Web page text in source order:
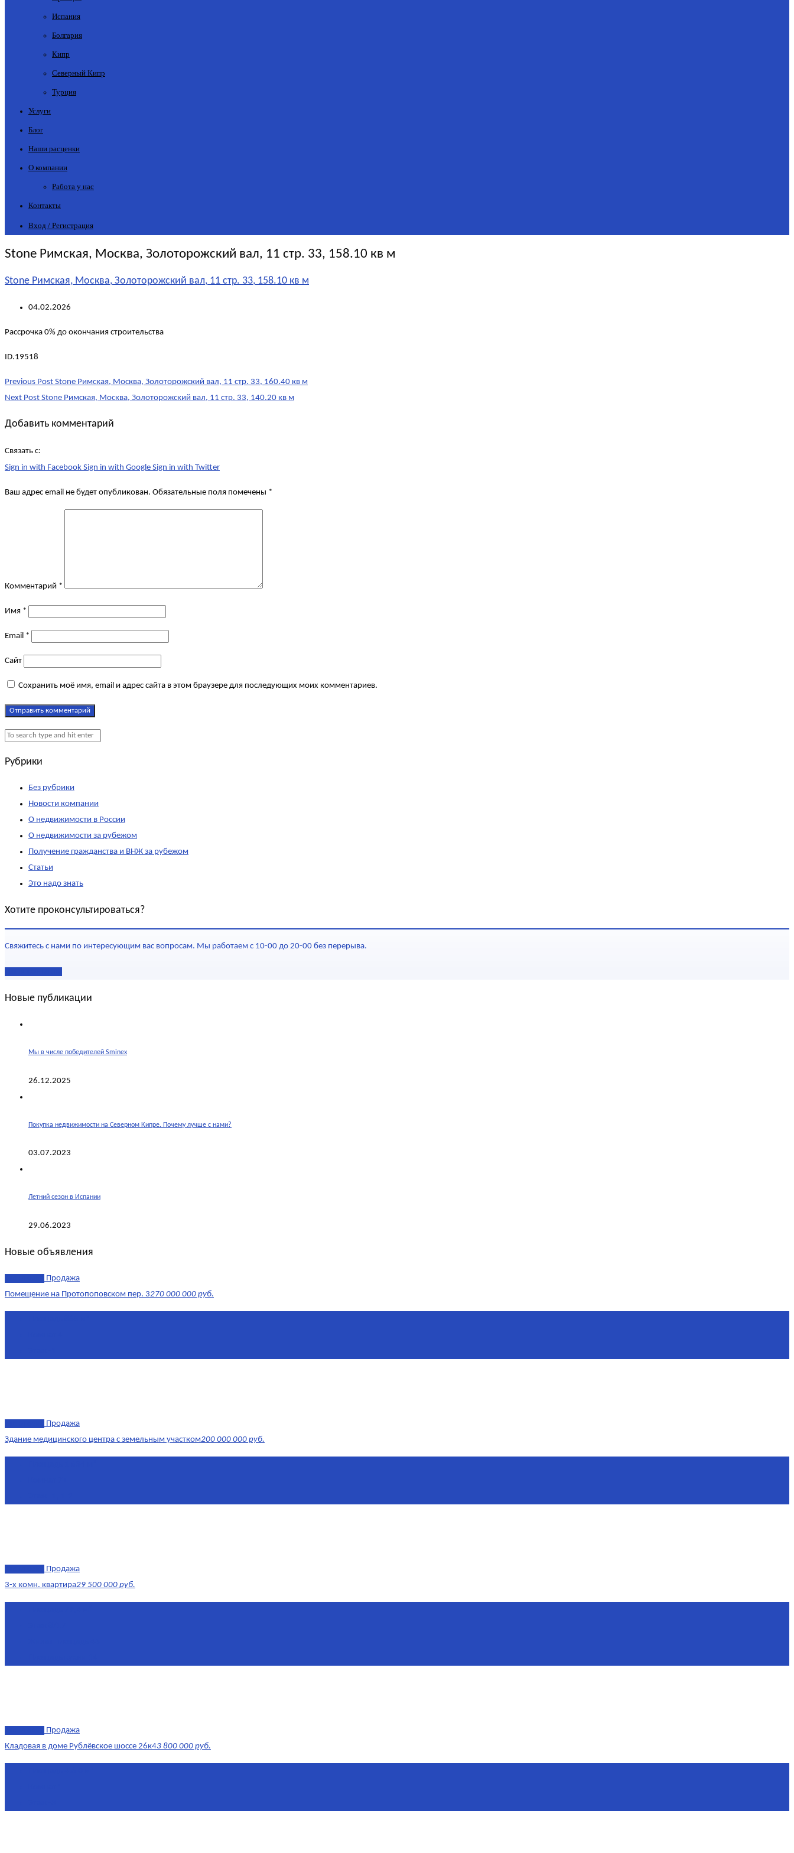
Испания
Болгария
Кипр
Северный Кипр
Турция
Услуги
Блог
Наши расценки
О компании
Работа у нас
Контакты
Вход / Регистрация
Stone Римская, Москва, Золоторожский вал, 11 стр. 33, 158.10 кв м
Stone Римская, Москва, Золоторожский вал, 11 стр. 33, 158.10 кв м
04.02.2026
Рассрочка 0% до окончания строительства
ID.19518
Post
navigation
Previous Post Stone Римская, Москва, Золоторожский вал, 11 стр. 33, 160.40 кв м
Next Post Stone Римская, Москва, Золоторожский вал, 11 стр. 33, 140.20 кв м
Добавить комментарий
Связать с:
Sign in with Facebook Sign in with Google Sign in with Twitter
Ваш адрес email не будет опубликован. Обязательные поля помечены *
Комментарий *
Имя *
Email *
Сайт
Сохранить моё имя, email и адрес сайта в этом браузере для последующих моих комментариев.
Рубрики
Без рубрики
Новости компании
О недвижимости в России
О недвижимости за рубежом
Получение гражданства и ВНЖ за рубежом
Статьи
Это надо знать
Хотите проконсультироваться?
Свяжитесь с нами по интересующим вас вопросам. Мы работаем с 10-00 до 20-00 без перерыва.
Новые публикации
Мы в числе победителей Sminex
26.12.2025
Покупка недвижимости на Северном Кипре. Почему лучше с нами?
03.07.2023
Летний сезон в Испании
29.06.2023
Новые объявления
Продажа
Помещение на Протопоповском пер. 3270 000 000 руб.
Продажа
Здание медицинского центра с земельным участком200 000 000 руб.
Продажа
3-х комн. квартира29 500 000 руб.
Продажа
Кладовая в доме Рублёвское шоссе 26к43 800 000 руб.